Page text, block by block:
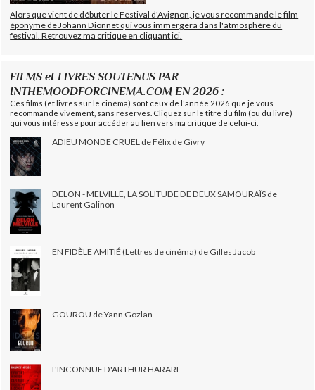
Alors que vient de débuter le Festival d'Avignon, je vous recommande le film
éponyme de Johann Dionnet qui vous immergera dans l'atmosphère du
festival. Retrouvez ma critique en cliquant ici.
FILMS et LIVRES SOUTENUS PAR
INTHEMOODFORCINEMA.COM EN 2026 :
Ces films (et livres sur le cinéma) sont ceux de l'année 2026 que je vous
recommande vivement, sans réserves. Cliquez sur le titre du film (ou du livre)
qui vous intéresse pour accéder au lien vers ma critique de celui-ci.
ADIEU MONDE CRUEL de Félix de Givry
DELON - MELVILLE, LA SOLITUDE DE DEUX SAMOURAÏS de
Laurent Galinon
EN FIDÈLE AMITIÉ (Lettres de cinéma) de Gilles Jacob
GOUROU de Yann Gozlan
L'INCONNUE D'ARTHUR HARARI